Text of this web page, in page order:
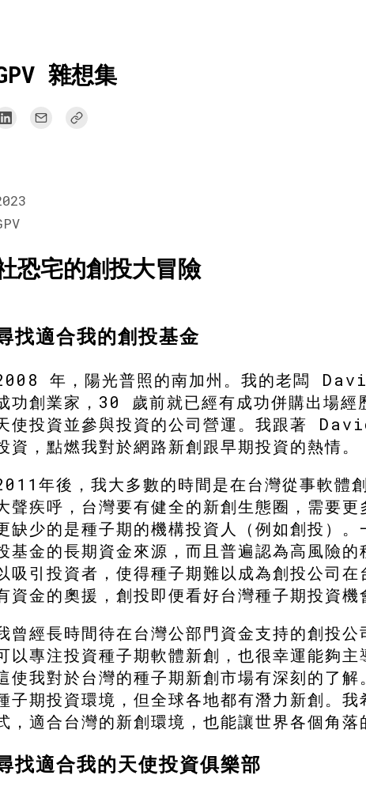
雜想集
恐宅的創投大冒險
找適合我的創投基金
年，陽光普照的南加州。我的老闆
功創業家，30 歲前就已經有成功併購出場經
使投資並參與投資的公司營運。我跟著
資，點燃我對於網路新創跟早期投資的熱情。
年後，我大多數的時間是在台灣從事軟體
聲疾呼，台灣要有健全的新創生態圈，需要
缺少的是種子期的機構投資人（例如創投）
基金的長期資金來源，而且普遍認為高風險
吸引投資者，使得種子期難以成為創投公司
資金的奧援，創投即便看好台灣種子期投資機
曾經長時間待在台灣公部門資金支持的創投公
以專注投資種子期軟體新創，也很幸運能夠主
使我對於台灣的種子期新創市場有深刻的了
子期投資環境，但全球各地都有潛力新創。
，適合台灣的新創環境，也能讓世界各個角落
找適合我的天使投資俱樂部